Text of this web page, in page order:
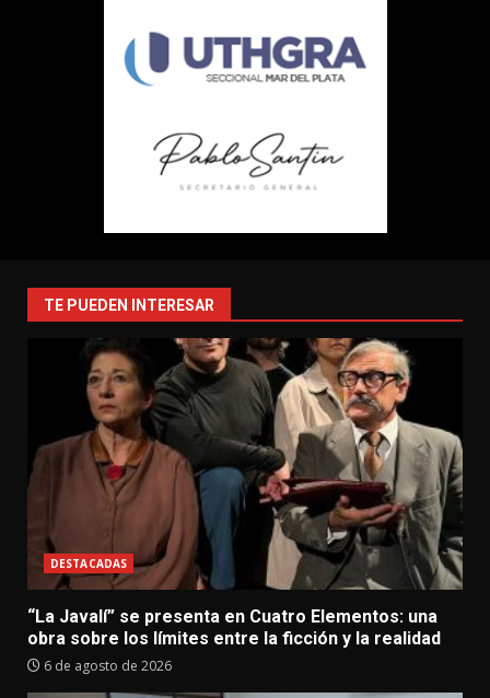
TE PUEDEN INTERESAR
DESTACADAS
“La Javalí” se presenta en Cuatro Elementos: una
obra sobre los límites entre la ficción y la realidad
6 de agosto de 2026